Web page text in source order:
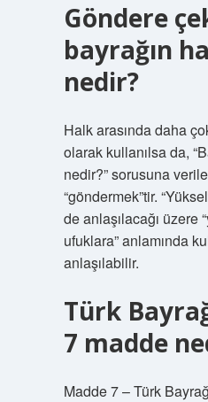
Göndere
bayrağın
nedir?
Halk arasında daha
olarak kullanılsa da,
nedir?” sorusuna
“göndermek”tir.
de anlaşılacağı üzere
ufuklara” anlamında
anlaşılabilir.
Türk
7 madde
Madde 7 – Türk